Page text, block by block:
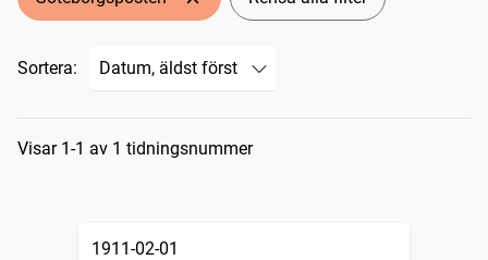
Sortera:
Sökresultat
Visar 1-1 av 1 tidningsnummer
1911-02-01